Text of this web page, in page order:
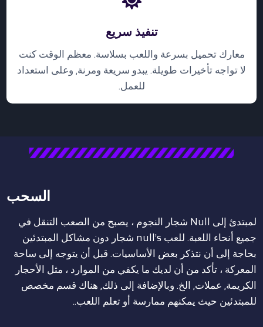
تنفيذ سريع
معارك تحميل بسرعة واللعب بسلاسة. معظم الوقت كنت
لا تواجه تأخيرات طويلة. يبدو سريعة ومرنة, وعلى استعداد
للعمل.
السحب
لمبتدئ إلى Null شجار النجوم ، يصبح من الصعب التنقل في
جميع أنحاء اللعبة. للعب null’s شجار دون مشاكل المبتدئين
بحاجة إلى أن نتذكر بعض الأساسيات. قبل أن يتوجه إلى ساحة
المعركة ، تأكد من أن لديك ما يكفي من الموارد ، مثل الأحجار
الكريمة, عملات, الخ. وبالإضافة إلى ذلك, هناك قسم مخصص
للمبتدئين حيث يمكنهم ممارسة أو تعلم اللعب..